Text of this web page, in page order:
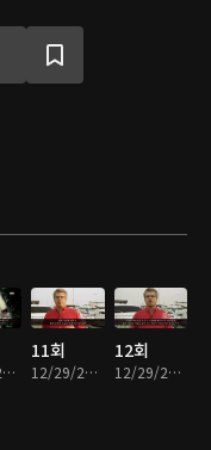
12/23/2015 • 6분
11회
12/29/2015 • 8분
12회
12/29/2015 • 8분